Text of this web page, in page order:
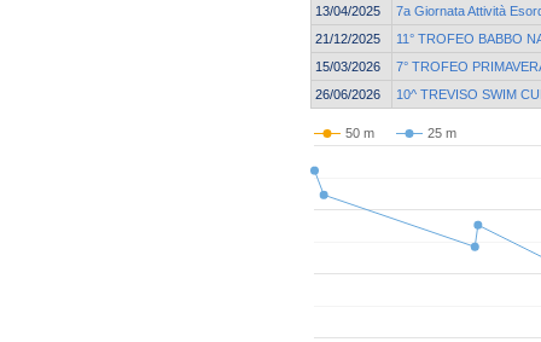
13/04/2025
7a Giornata Attività
21/12/2025
11° TROFEO BABBO
15/03/2026
7° TROFEO
26/06/2026
10^ TREVISO SWIM
50 m 25 m